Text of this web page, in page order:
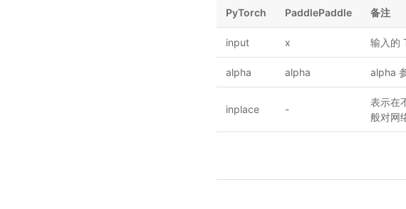
PyTorch PaddlePaddle 备注
input x 输入的
alpha alpha alpha
inplace -
表示在
般对网